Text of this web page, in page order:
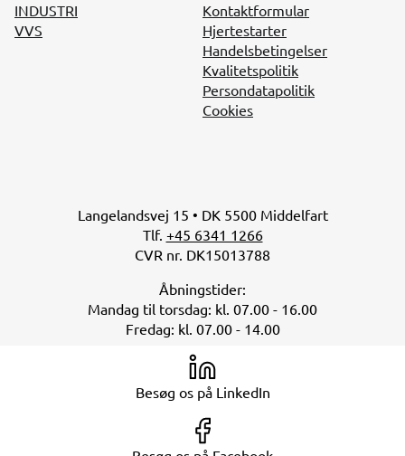
INDUSTRI
VVS
Kontaktformular
Hjertestarter
Handelsbetingelser
Kvalitetspolitik
Persondatapolitik
Cookies
Langelandsvej 15 • DK 5500 Middelfart
Tlf. +45 6341 1266
CVR nr. DK15013788
Åbningstider:
Mandag til torsdag: kl. 07.00 - 16.00
Fredag: kl. 07.00 - 14.00
Besøg os på LinkedIn